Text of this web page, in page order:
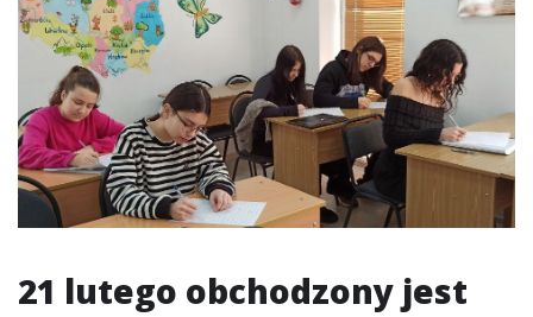
21 lutego obchodzony jest